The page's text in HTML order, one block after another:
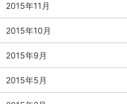
2015年11月
2015年10月
2015年9月
2015年5月